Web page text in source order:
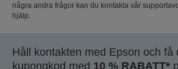
några andra frågor kan du kontakta vår
hjälp.
Håll kontakten med Epson och få
kupongkod med 10 % RABATT*